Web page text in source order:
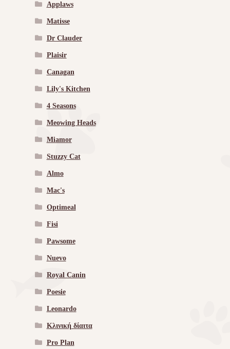
Applaws
Matisse
Dr Clauder
Plaisir
Canagan
Lily's Kitchen
4 Seasons
Meowing Heads
Miamor
Stuzzy Cat
Almo
Mac's
Optimeal
Fisi
Pawsome
Nuevo
Royal Canin
Poesie
Leonardo
Κλινική δίαιτα
Pro Plan